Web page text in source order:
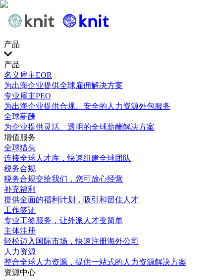
产品
产品
名义雇主EOR
为出海企业提供全球雇佣解决方案
专业雇主PEO
为出海企业提供合规、安全的人力资源外包服务
全球薪酬
为企业提供灵活、透明的全球薪酬解决方案
增值服务
全球猎头
连接全球人才库，快速组建全球团队
税务合规
税务合规交给我们，您可放心经营
补充福利
提供全面的福利计划，吸引和留住人才
工作签证
专业工签服务，让外派人才变简单
主体注册
轻松迈入国际市场，快速注册海外公司
人力资源
整合全球人力资源，提供一站式的人力资源解决方案
资源中心